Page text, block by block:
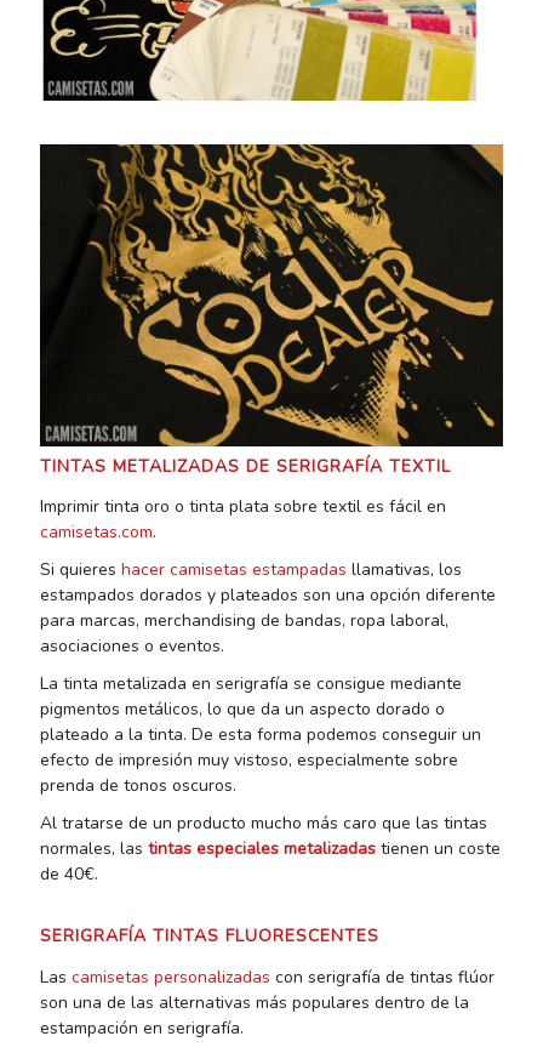
TINTAS METALIZADAS DE SERIGRAFÍA TEXTIL
Imprimir tinta oro o tinta plata sobre textil es fácil en
camisetas.com.
Si quieres hacer camisetas estampadas llamativas, los
estampados dorados y plateados son una opción diferente
para marcas, merchandising de bandas, ropa laboral,
asociaciones o eventos.
La tinta metalizada en serigrafía se consigue mediante
pigmentos metálicos, lo que da un aspecto dorado o
plateado a la tinta. De esta forma podemos conseguir un
efecto de impresión muy vistoso, especialmente sobre
prenda de tonos oscuros.
Al tratarse de un producto mucho más caro que las tintas
normales, las tintas especiales metalizadastienen un coste
de 40€.
SERIGRAFÍA TINTAS FLUORESCENTES
Las camisetas personalizadas con serigrafía de tintas flúor
son una de las alternativas más populares dentro de la
estampación en serigrafía.